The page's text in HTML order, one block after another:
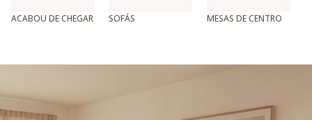
ACABOU DE CHEGAR SOFÁS MESAS DE CENTRO